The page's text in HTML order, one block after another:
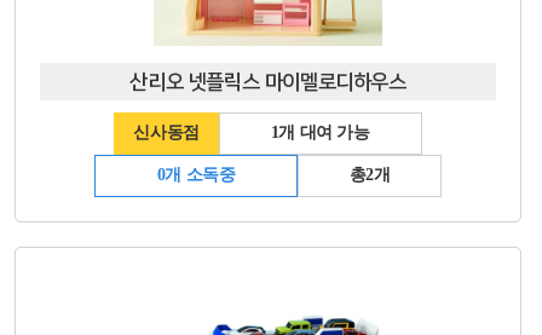
산리오 넷플릭스 마이멜로디하우스
신사동점 1개 대여 가능
0개 소독중 총2개